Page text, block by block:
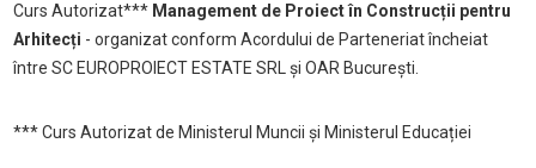
Curs Autorizat*** Management de Proiect în Construcții pentru
Arhitecți - organizat conform Acordului de Parteneriat încheiat
între SC EUROPROIECT ESTATE SRL și OAR București.
*** Curs Autorizat de Ministerul Muncii și Ministerul Educației